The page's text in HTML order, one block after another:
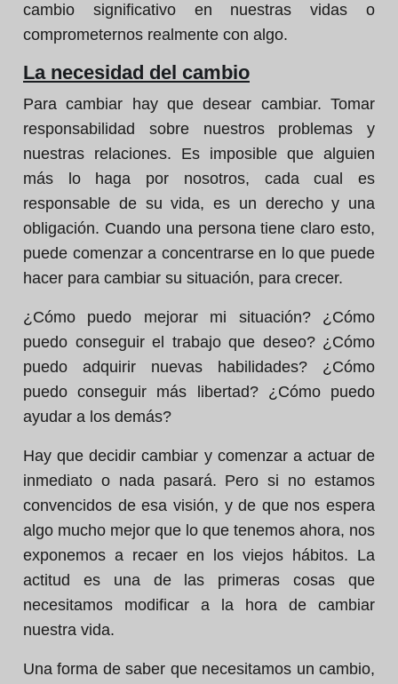
cambio significativo en nuestras vidas o
comprometernos realmente con algo.
La necesidad del cambio
Para cambiar hay que desear cambiar. Tomar
responsabilidad sobre nuestros problemas y
nuestras relaciones. Es imposible que alguien
más lo haga por nosotros, cada cual es
responsable de su vida, es un derecho y una
obligación. Cuando una persona tiene claro esto,
puede comenzar a concentrarse en lo que puede
hacer para cambiar su situación, para crecer.
¿Cómo puedo mejorar mi situación? ¿Cómo
puedo conseguir el trabajo que deseo? ¿Cómo
puedo adquirir nuevas habilidades? ¿Cómo
puedo conseguir más libertad? ¿Cómo puedo
ayudar a los demás?
Hay que decidir cambiar y comenzar a actuar de
inmediato o nada pasará. Pero si no estamos
convencidos de esa visión, y de que nos espera
algo mucho mejor que lo que tenemos ahora, nos
exponemos a recaer en los viejos hábitos. La
actitud es una de las primeras cosas que
necesitamos modificar a la hora de cambiar
nuestra vida.
Una forma de saber que necesitamos un cambio,